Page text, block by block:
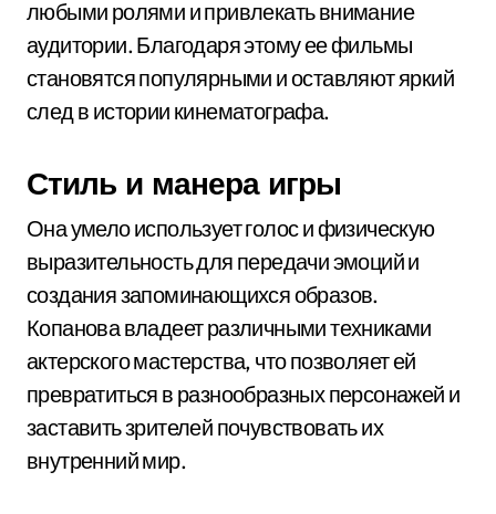
любыми ролями и привлекать внимание
аудитории. Благодаря этому ее фильмы
становятся популярными и оставляют яркий
след в истории кинематографа.
Стиль и манера игры
Она умело использует голос и физическую
выразительность для передачи эмоций и
создания запоминающихся образов.
Копанова владеет различными техниками
актерского мастерства, что позволяет ей
превратиться в разнообразных персонажей и
заставить зрителей почувствовать их
внутренний мир.